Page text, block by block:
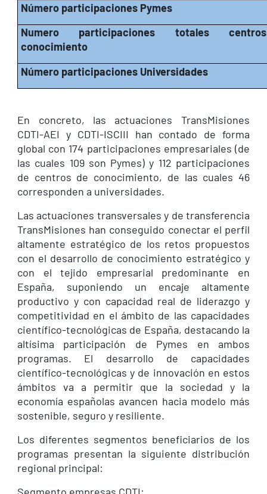
Número participaciones Pymes
Numero participaciones totales centros
conocimiento
Número participaciones Universidades
En concreto, las actuaciones TransMisiones
CDTI-AEI y CDTI-ISCIII han contado de forma
global con 174 participaciones empresariales (de
las cuales 109 son Pymes) y 112 participaciones
de centros de conocimiento, de las cuales 46
corresponden a universidades.
Las actuaciones transversales y de transferencia
TransMisiones han conseguido conectar el perfil
altamente estratégico de los retos propuestos
con el desarrollo de conocimiento estratégico y
con el tejido empresarial predominante en
España, suponiendo un encaje altamente
productivo y con capacidad real de liderazgo y
competitividad en el ámbito de las capacidades
científico-tecnológicas de España, destacando la
altísima participación de Pymes en ambos
programas. El desarrollo de capacidades
científico-tecnológicas y de innovación en estos
ámbitos va a permitir que la sociedad y la
economía españolas avancen hacia modelo más
sostenible, seguro y resiliente.
Los diferentes segmentos beneficiarios de los
programas presentan la siguiente distribución
regional principal: